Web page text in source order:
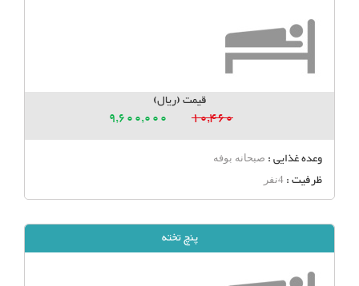
قیمت (ریال)
10,460
9,600,000
وعده غذایی : صبحانه بوفه
ظرفیت : 4نفر
پنچ تخته